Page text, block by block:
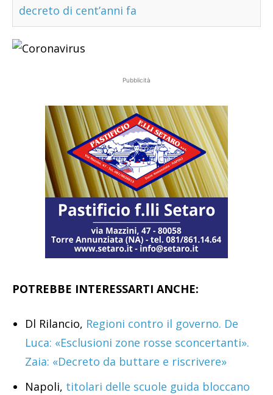
decreto di cent’anni fa
Pubblicità
POTREBBE INTERESSARTI ANCHE:
Dl Rilancio, Regioni contro il governo. De
Luca: «Esclusioni zone rosse sconcertanti».
Zaia: «Decreto da buttare e riscrivere»
Napoli, titolari delle scuole guida bloccano